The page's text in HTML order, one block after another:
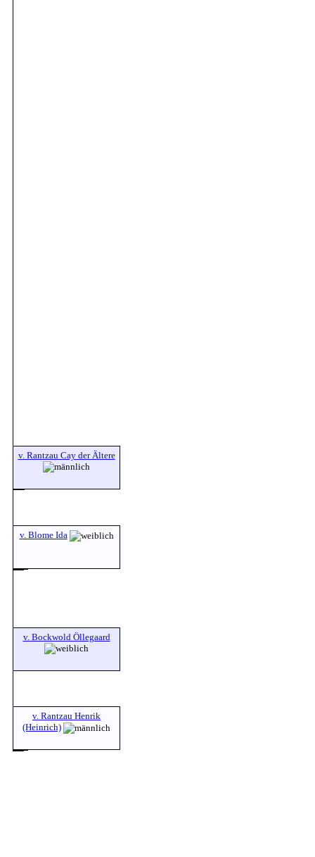
v. Rantzau Cay der Ältere
v. Blome Ida
v. Bockwold Öllegaard
v. Rantzau Henrik
(Heinrich)